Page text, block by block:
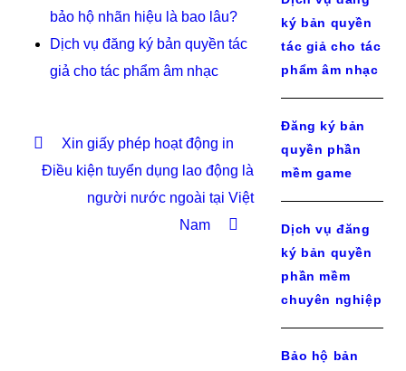
bảo hộ nhãn hiệu là bao lâu?
Dịch vụ đăng ký bản quyền tác
giả cho tác phẩm âm nhạc
Xin giấy phép hoạt động in
Điều kiện tuyển dụng lao động là
người nước ngoài tại Việt
Nam
ký bản quyền
tác giả cho tác
phẩm âm nhạc
Đăng ký bản
quyền phần
mềm game
Dịch vụ đăng
ký bản quyền
phần mềm
chuyên nghiệp
Bảo hộ bản